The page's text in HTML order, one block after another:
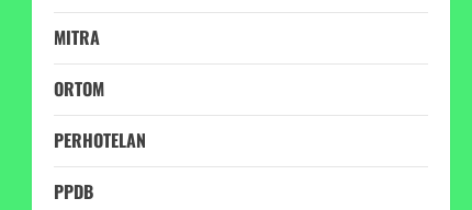
MITRA
ORTOM
PERHOTELAN
PPDB